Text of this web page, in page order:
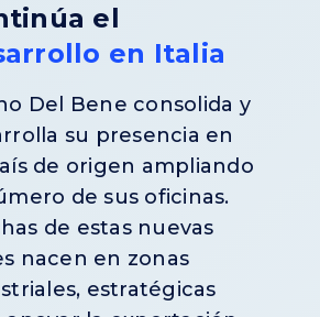
el
en Italia
Del Bene consolida y
su presencia en
de origen ampliando
de sus oficinas.
de estas nuevas
nacen en zonas
estratégicas